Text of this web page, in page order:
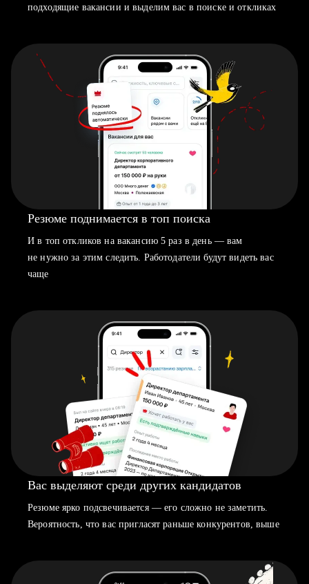
подходящие вакансии и выделим вас в поиске и откликах
Резюме поднимается в топ поиска
И в топ откликов на вакансию 5 раз в день — вам
не нужно за этим следить. Работодатели будут видеть вас
чаще
Вас выделяют среди других кандидатов
Резюме ярко подсвечивается — его сложно не заметить.
Вероятность, что вас пригласят раньше конкурентов, выше